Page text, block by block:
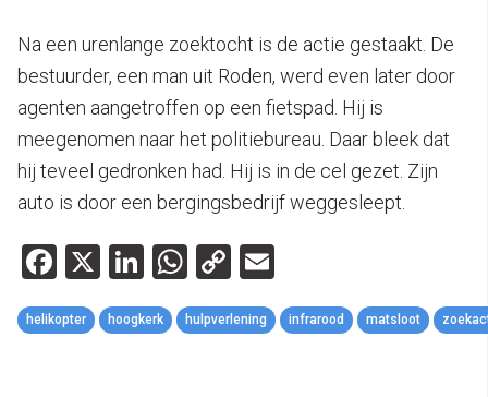
Na een urenlange zoektocht is de actie gestaakt. De
bestuurder, een man uit Roden, werd even later door
agenten aangetroffen op een fietspad. Hij is
meegenomen naar het politiebureau. Daar bleek dat
hij teveel gedronken had. Hij is in de cel gezet. Zijn
auto is door een bergingsbedrijf weggesleept.
Facebook
X LinkedIn
WhatsApp
Copy
Link
helikopter hoogkerk hulpverlening infrarood matsloot